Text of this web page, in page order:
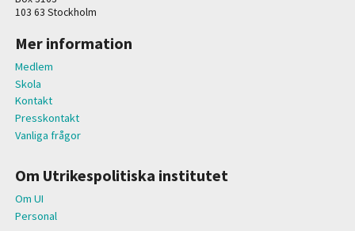
103 63 Stockholm
Mer information
Medlem
Skola
Kontakt
Presskontakt
Vanliga frågor
Om Utrikespolitiska institutet
Om UI
Personal